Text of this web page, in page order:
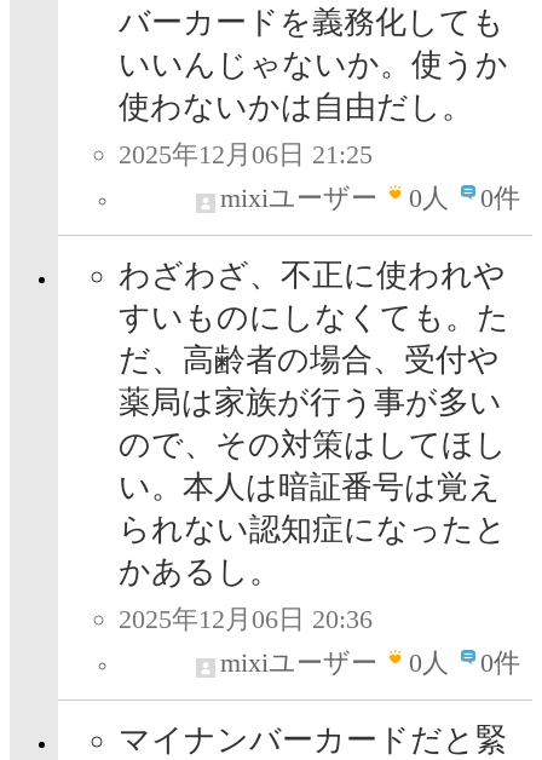
バーカードを義務化しても
いいんじゃないか。使うか
使わないかは自由だし。
2025年12月06日 21:25
mixiユーザー
0人 0件
わざわざ、不正に使われや
すいものにしなくても。た
だ、高齢者の場合、受付や
薬局は家族が行う事が多い
ので、その対策はしてほし
い。本人は暗証番号は覚え
られない認知症になったと
かあるし。
2025年12月06日 20:36
mixiユーザー
0人 0件
マイナンバーカードだと緊